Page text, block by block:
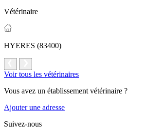
Vétérinaire
HYERES (83400)
Voir tous les vétérinaires
Vous avez un établissement vétérinaire ?
Ajouter une adresse
Suivez-nous